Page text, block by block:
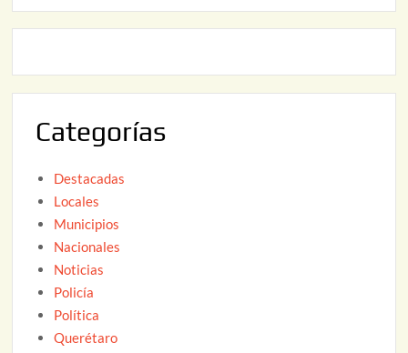
2
Categorías
Destacadas
Locales
Municipios
Nacionales
Noticias
Policía
Política
Querétaro